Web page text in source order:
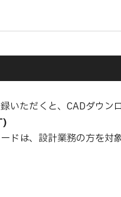
いただくと、CADダウ
)
ドは、設計業務の方を対